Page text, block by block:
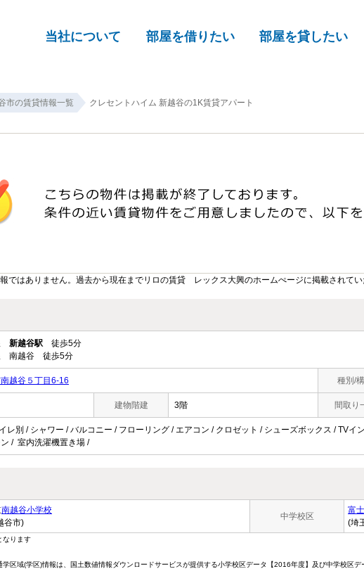
当社について 部屋を借りたい 部屋を貸したい
市の賃貸情報一覧 クレセントハイム 新越谷の1K賃貸アパート
ではありません。過去から現在までリロの賃貸 レックス大興のホームぺージに掲載されてい
新越谷駅 徒歩5分
南越谷 徒歩5分
越谷５丁目6-16 種別/
建物階建 3階 間取り
レ別 / シャワー / バルコニー / フローリング / エアコン / クロゼット / シューズボックス / TVイ
/ 室内洗濯機置き場 /
南越谷小学校
谷市)
中学校区
富
(埼
なります
区域(学区)情報は、国土数値情報ダウンロードサービスが提供する小学校区データ【2016年度】及び中学校区